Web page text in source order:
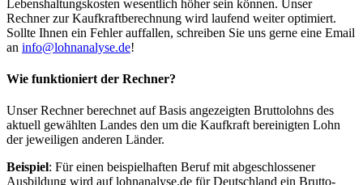
Lebenshaltungskosten wesentlich höher sein können. Unser
Rechner zur Kaufkraftberechnung wird laufend weiter optimiert.
Sollte Ihnen ein Fehler auffallen, schreiben Sie uns gerne eine Email
an info@lohnanalyse.de!
Wie funktioniert der Rechner?
Unser Rechner berechnet auf Basis angezeigten Bruttolohns des
aktuell gewählten Landes den um die Kaufkraft bereinigten Lohn
der jeweiligen anderen Länder.
Beispiel: Für einen beispielhaften Beruf mit abgeschlossener
Ausbildung wird auf lohnanalyse.de für Deutschland ein Brutto-